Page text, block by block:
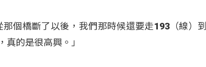
個橋斷了以後，我們那時候還要走193（線）到
的是很高興。」